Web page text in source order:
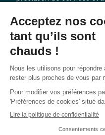
le siège social est 7 rue
France. La loi applicable
Suivez-nous